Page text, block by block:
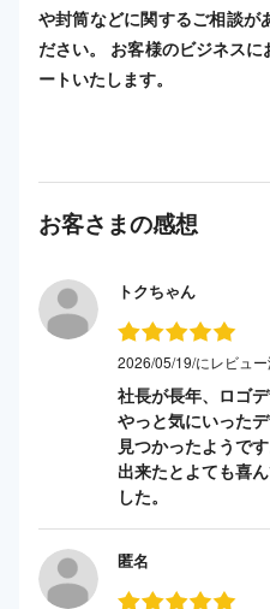
や封筒などに関するご相談が
ださい。 お客様のビジネス
ートいたします。
お客さまの感想
トクちゃん
2026/05/19/にレビュ
社長が長年、ロゴ
やっと気にいった
見つかったようで
出来たとよても喜
した。
匿名